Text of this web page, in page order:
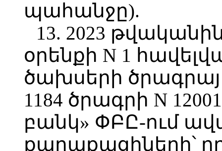
պահանջը).
13. 2023
օրենքի N 1
ծախսերի
1184 ծրագրի N
բանկ» ՓԲԸ-ում
քաղաքացիների՝